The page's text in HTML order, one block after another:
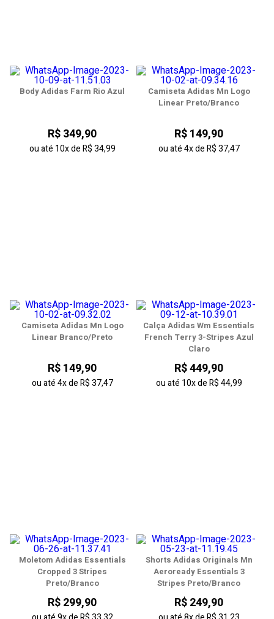
Body Adidas Farm Rio Azul
R$ 349,90
ou até 10xdeR$ 34,99
Camiseta Adidas Mn Logo
Linear Preto/Branco
R$ 149,90
ou até4xdeR$ 37,47
Camiseta Adidas Mn Logo
Linear Branco/Preto
R$ 149,90
ou até4xdeR$ 37,47
Calça Adidas Wm Essentials
French Terry 3-Stripes Azul
Claro
R$ 449,90
ou até 10xdeR$ 44,99
Moletom Adidas Essentials
Cropped 3 Stripes
Preto/Branco
R$ 299,90
Shorts Adidas Originals Mn
Aeroready Essentials 3
Stripes Preto/Branco
R$ 249,90